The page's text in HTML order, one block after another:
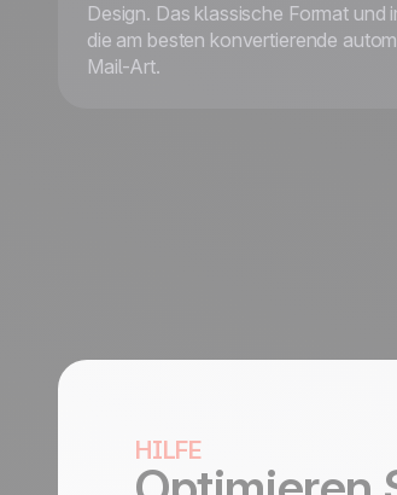
Design. Das klassische Format und
die am besten konvertierende
Mail-Art.
HILFE